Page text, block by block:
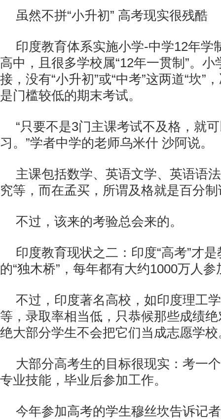
虽然不拼“小升初” 高考现实很残酷
印度教育体系实施小学-中学12年学
高中，且很多学校属“12年一贯制”。
接，没有“小升初”或“中考”这两道“坎”
是门槛较低的期末考试。
“只要不是3门主课考试不及格，就
习。”学者中学的老师乌米什 沙阿说。
主课包括数学、英语文学、英语语
究等，而在孟买，所谓及格就是百分
不过，该来的考验总会来的。
印度教育现状之二：印度“高考”才
的“独木桥”，每年都有大约1000万人参
不过，印度著名高校，如印度理工
等，录取率相当低，只恭候那些成绩绝
绝大部分学生不会把它们当成志愿学校
大部分高考生的目标很现实：考一
专业技能，毕业后参加工作。
今年参加高考的学生穆丝坎告诉记